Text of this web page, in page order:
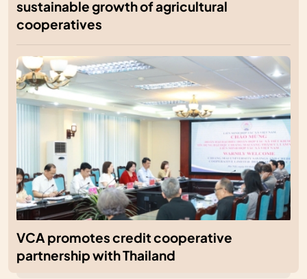
sustainable growth of agricultural
cooperatives
VCA promotes credit cooperative
partnership with Thailand